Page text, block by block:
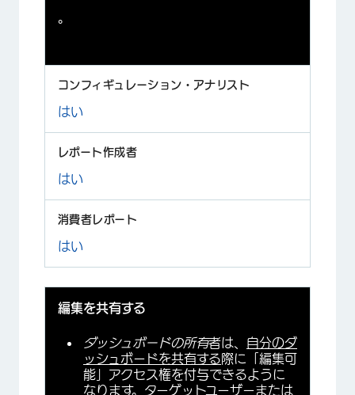
。
はい
はい
はい
編集を共有する
ダッシュボードの所有者は、 自分のダ
ッシュボードを共有する際に「編集可
能」アクセス権を付与できるように
なります。ターゲットユーザーまたは